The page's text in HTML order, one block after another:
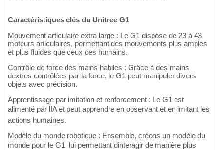
Caractéristiques clés du Unitree G1
Mouvement articulaire extra large : Le G1 dispose de 23 à 43
moteurs articulaires, permettant des mouvements plus amples
et plus fluides que ceux des humains.
Contrôle de force des mains habiles : Grâce à des mains
dextres contrôlées par la force, le G1 peut manipuler divers
objets avec précision.
Apprentissage par imitation et renforcement : Le G1 est
alimenté par lIA et peut apprendre en observant et en imitant les
actions humaines.
Modèle du monde robotique : Ensemble, créons un modèle du
monde pour le G1, lui permettant dinteragir de manière plus